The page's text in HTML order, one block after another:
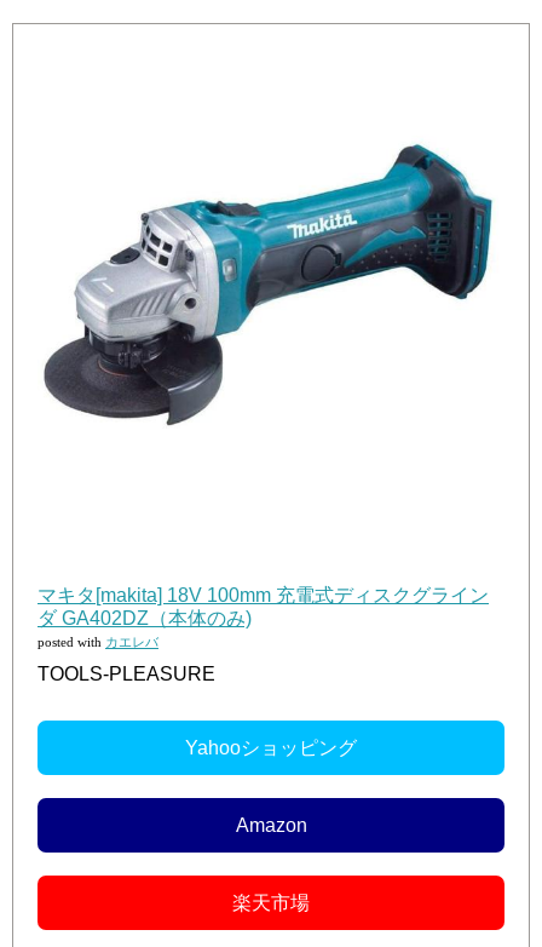
マキタ[makita] 18V 100mm 充電式ディスクグライン
ダ GA402DZ（本体のみ)
posted with カエレバ
TOOLS-PLEASURE
Yahooショッピング
Amazon
楽天市場